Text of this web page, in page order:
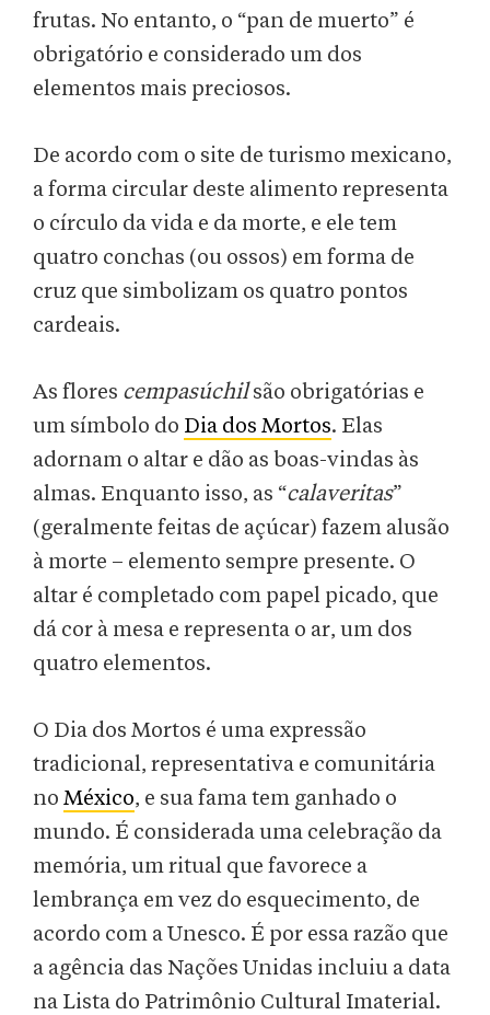
frutas. No entanto, o “pan de muerto” é
obrigatório e considerado um dos
elementos mais preciosos.
De acordo com o site de turismo mexicano,
a forma circular deste alimento representa
o círculo da vida e da morte, e ele tem
quatro conchas (ou ossos) em forma de
cruz que simbolizam os quatro pontos
cardeais.
As flores cempasúchilsão obrigatórias e
um símbolo do Dia dos Mortos. Elas
adornam o altar e dão as boas-vindas às
almas. Enquanto isso, as “calaveritas”
(geralmente feitas de açúcar) fazem alusão
à morte – elemento sempre presente. O
altar é completado com papel picado, que
dá cor à mesa e representa o ar, um dos
quatro elementos.
O Dia dos Mortos é uma expressão
tradicional, representativa e comunitária
no México, e sua fama tem ganhado o
mundo. É considerada uma celebração da
memória, um ritual que favorece a
lembrança em vez do esquecimento, de
acordo com a Unesco. É por essa razão que
a agência das Nações Unidas incluiu a data
na Lista do Patrimônio Cultural Imaterial.